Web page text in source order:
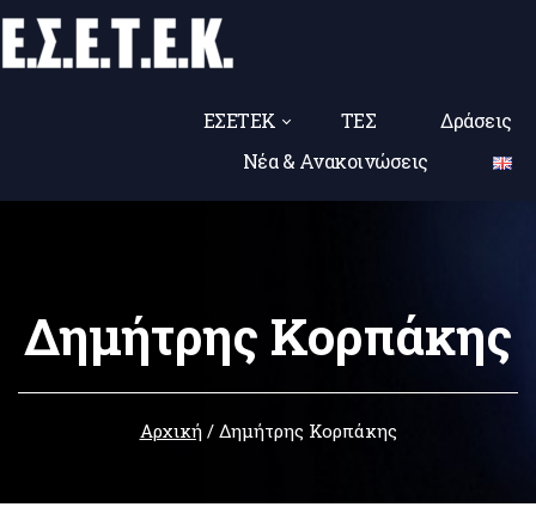
ΕΣΕΤΕΚ ΤΕΣ
Δράσεις
Νέα & Ανακοινώσεις
Δημήτρης Κορπάκης
Αρχική/ Δημήτρης Κορπάκης